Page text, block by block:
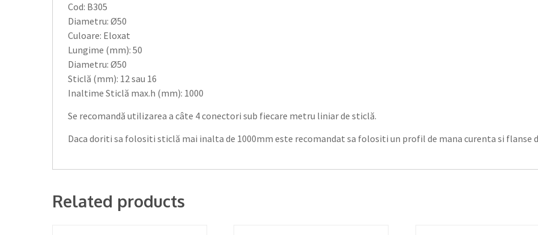
Cod: B305
Diametru: Ø50
Culoare: Eloxat
Lungime (mm): 50
Diametru: Ø50
Sticlă (mm): 12 sau 16
Inaltime Sticlă max.h (mm): 1000
Se recomandă utilizarea a câte 4 conectori sub fiecare metru liniar de sticlă.
Daca doriti sa folositi sticlă mai inalta de 1000mm este recomandat sa folositi un profil de mana curenta si flanse
Related products